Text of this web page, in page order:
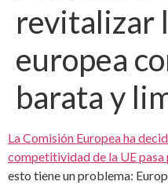
revitalizar
europea
barata y
La Comisión Europea ha
competitividad de la UE
esto tiene un problema: